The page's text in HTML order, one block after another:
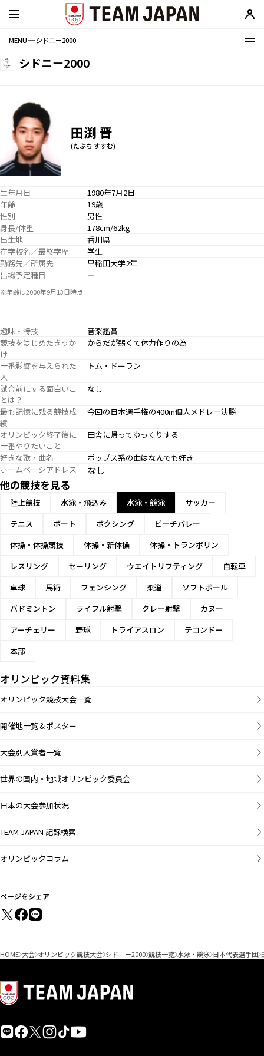
MENU ─ シドニー2000
シドニー2000
田渕 晋
(たぶち すすむ)
生年月日
1980年7月2日
年齢
19歳
性別
男性
身長/体重
178cm/62kg
出生地
香川県
在学校名／最終学歴
学生
勤務先／所属先
早稲田大学2年
出場予定種目
―
※年齢は2000年9月13日時点
趣味・特技
音楽鑑賞
競技をはじめたきっか
け
からだが弱くて体力作りの為
一番影響を与えられた
人
トム・ドーラン
試合前にする面白いこ
とは？
なし
最も記憶に残る競技成
績
今回の日本選手権の400m個人メドレー決勝
オリンピック終了後に
一番やりたいこと
田舎に帰ってゆっくりする
好きな歌・曲名
ポップス系の曲はなんでも好き
ホームページアドレス
なし
他の競技を見る
陸上競技 水泳・飛込み 水泳・競泳
サッカー
テニス
ボート ボクシング
ビーチバレー
体操・体操競技
体操・新体操
体操・トランポリン
レスリング
セーリング ウエイトリフティング
自転車
卓球
馬術 フェンシング 柔道
ソフトボール
バドミントン
ライフル射撃 クレー射撃
カヌー
アーチェリー
野球 トライアスロン
テコンドー
本部
オリンピック資料集
オリンピック競技大会一覧
開催地一覧＆ポスター
大会別入賞者一覧
世界の国内・地域オリンピック委員会
日本の大会参加状況
TEAM JAPAN 記録検索
オリンピックコラム
ページをシェア
HOME 大会 オリンピック競技大会 シドニー2000 競技一覧 水泳・競泳 日本代表選手団